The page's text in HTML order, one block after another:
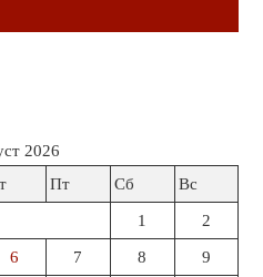
2026
Пт Сб Вс
1 2
6 7 8 9